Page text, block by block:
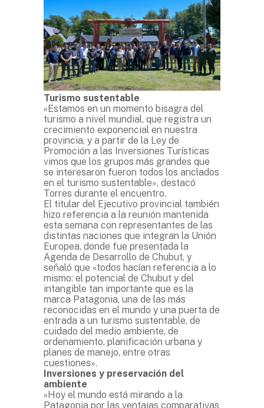
Turismo sustentable
«Estamos en un momento bisagra del
turismo a nivel mundial, que registra un
crecimiento exponencial en nuestra
provincia, y a partir de la Ley de
Promoción a las Inversiones Turísticas
vimos que los grupos más grandes que
se interesaron fueron todos los anclados
en el turismo sustentable», destacó
Torres durante el encuentro.
El titular del Ejecutivo provincial también
hizo referencia a la reunión mantenida
esta semana con representantes de las
distintas naciones que integran la Unión
Europea, donde fue presentada la
Agenda de Desarrollo de Chubut, y
señaló que «todos hacían referencia a lo
mismo: el potencial de Chubut y del
intangible tan importante que es la
marca Patagonia, una de las más
reconocidas en el mundo y una puerta de
entrada a un turismo sustentable, de
cuidado del medio ambiente, de
ordenamiento, planificación urbana y
planes de manejo, entre otras
cuestiones».
Inversiones y preservación del
ambiente
«Hoy el mundo está mirando a la
Patagonia por las ventajas comparativas